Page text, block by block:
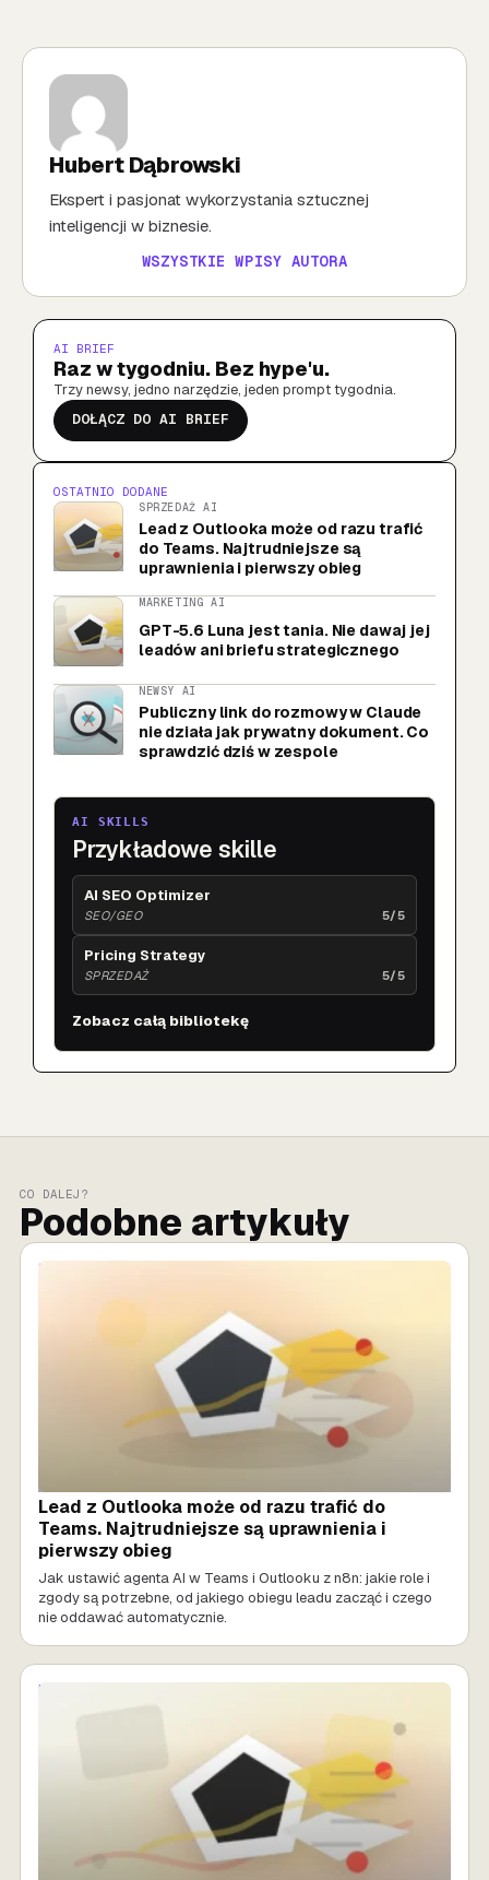
Hubert Dąbrowski
Ekspert i pasjonat wykorzystania sztucznej
inteligencji w biznesie.
WSZYSTKIE WPISY AUTORA
AI BRIEF
Raz w tygodniu. Bez hype'u.
Trzy newsy, jedno narzędzie, jeden prompt tygodnia.
DOŁĄCZ DO AI BRIEF
OSTATNIO DODANE
SPRZEDAŻ AI
Lead z Outlooka może od razu trafić
do Teams. Najtrudniejsze są
uprawnienia i pierwszy obieg
MARKETING AI
GPT-5.6 Luna jest tania. Nie dawaj jej
leadów ani briefu strategicznego
NEWSY AI
Publiczny link do rozmowy w Claude
nie działa jak prywatny dokument. Co
sprawdzić dziś w zespole
AI SKILLS
Przykładowe skille
AI SEO Optimizer
SEO/GEO 5/5
Pricing Strategy
SPRZEDAŻ 5/5
Zobacz całą bibliotekę
CO DALEJ?
Podobne artykuły
SPRZEDAŻ AI
Lead z Outlooka może od razu trafić do
Teams. Najtrudniejsze są uprawnienia i
pierwszy obieg
Jak ustawić agenta AI w Teams i Outlooku z n8n: jakie role i
zgody są potrzebne, od jakiego obiegu leadu zacząć i czego
nie oddawać automatycznie.
MARKETING AI